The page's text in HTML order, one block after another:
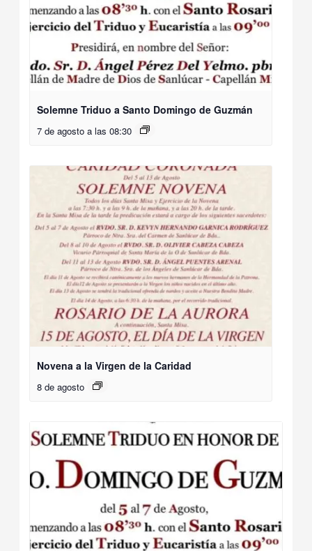
Solemne Triduo a Santo Domingo de Guzmán
7 de agosto a las 08:30
Novena a la Virgen de la Caridad
8 de agosto